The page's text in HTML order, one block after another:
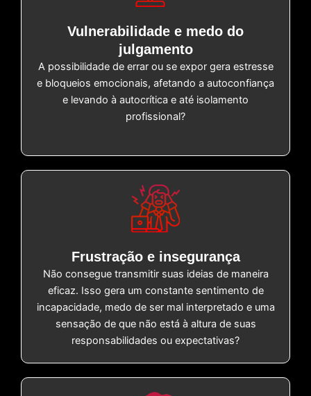
Vulnerabilidade e medo do
julgamento
A possibilidade de errar ou se expor gera estresse
e bloqueios emocionais, afetando a autoconfiança
e levando à autocrítica e até isolamento
profissional?
Frustração e insegurança
Não consegue transmitir suas ideias de maneira
eficaz. Isso gera um constante sentimento de
incapacidade, medo de ser mal interpretado e uma
sensação de que não está à altura de suas
responsabilidades ou expectativas?